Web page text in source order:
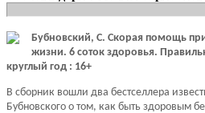
Бубновский, С. Скорая помощь
жизни. 6 соток здоровья.
круглый год : 16+
В сборник вошли два бестселлера
Бубновского о том, как быть здоровым